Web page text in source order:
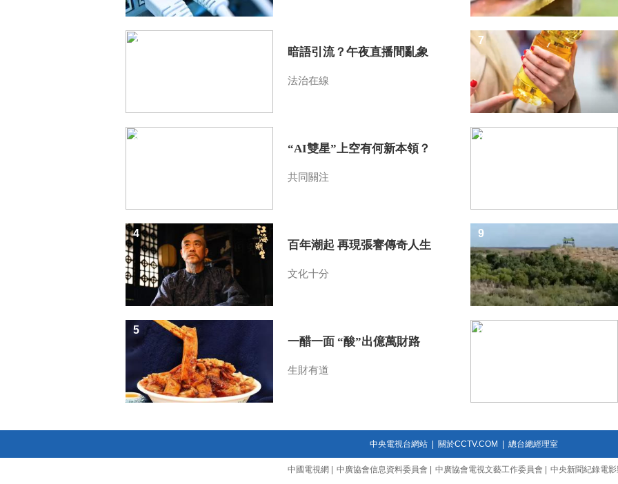
暗語引流？午夜直播間亂象
法治在線
2
“AI雙星”上空有何新本領？
共同關注
3
百年潮起 再現張謇傳奇人生
文化十分
4
一醋一面 “酸”出億萬財路
生財有道
5
7
8
9
10
中央電視台網站| 關於CCTV.COM 總台總經理室
中國電視網 中廣協會信息資料委員會 中廣協會電視文藝工作委員會 中央新聞紀錄電